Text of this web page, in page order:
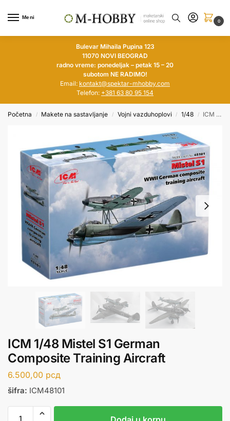
Meni
0
Bulevar Mihaila Pupina 123
11070 NOVI BEOGRAD
radno vreme: ponedeljak – petak 15 – 20
subotom NE RADIMO!
Email: kontakt@spektar-mhobby.com
Telefon: +381 63 80 95 154
Početna / Makete na sastavljanje / Vojni vazduhoplovi / 1/48 / ICM 1/48 Mistel S1 German Composite Training Aircraft
ICM 1/48 Mistel S1 German
Composite Training Aircraft
6.500,00 рсд
šifra: ICM48101